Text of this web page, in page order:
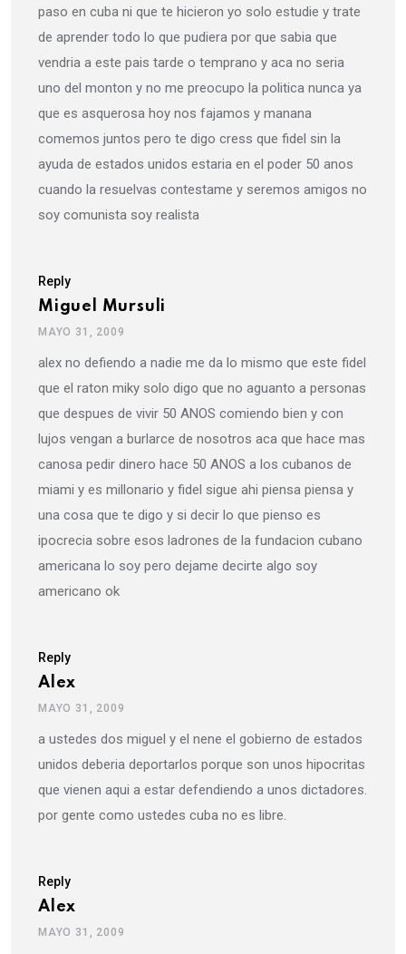
paso en cuba ni que te hicieron yo solo estudie y trate
de aprender todo lo que pudiera por que sabia que
vendria a este pais tarde o temprano y aca no seria
uno del monton y no me preocupo la politica nunca ya
que es asquerosa hoy nos fajamos y manana
comemos juntos pero te digo cress que fidel sin la
ayuda de estados unidos estaria en el poder 50 anos
cuando la resuelvas contestame y seremos amigos no
soy comunista soy realista
Reply
Miguel Mursuli
MAYO 31, 2009
alex no defiendo a nadie me da lo mismo que este fidel
que el raton miky solo digo que no aguanto a personas
que despues de vivir 50 ANOS comiendo bien y con
lujos vengan a burlarce de nosotros aca que hace mas
canosa pedir dinero hace 50 ANOS a los cubanos de
miami y es millonario y fidel sigue ahi piensa piensa y
una cosa que te digo y si decir lo que pienso es
ipocrecia sobre esos ladrones de la fundacion cubano
americana lo soy pero dejame decirte algo soy
americano ok
Reply
Alex
MAYO 31, 2009
a ustedes dos miguel y el nene el gobierno de estados
unidos deberia deportarlos porque son unos hipocritas
que vienen aqui a estar defendiendo a unos dictadores.
por gente como ustedes cuba no es libre.
Reply
Alex
MAYO 31, 2009